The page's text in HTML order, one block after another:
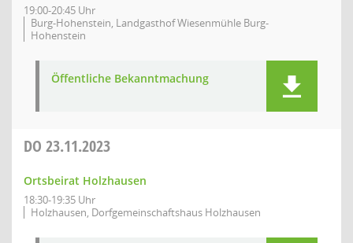
19:00-20:45 Uhr
Burg-Hohenstein, Landgasthof Wiesenmühle Burg-
Hohenstein
Öffentliche Bekanntmachung
DO 23.11.2023
Ortsbeirat Holzhausen
18:30-19:35 Uhr
Holzhausen, Dorfgemeinschaftshaus Holzhausen